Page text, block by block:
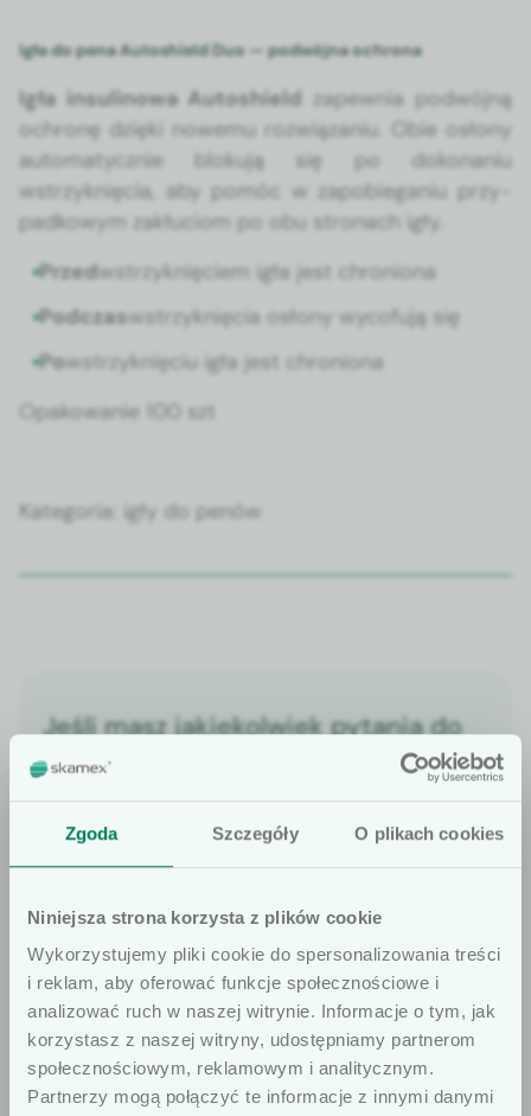
Zgoda Szczegóły O plikach cookies
Niniejsza strona korzysta z plików cookie
Wykorzystujemy pliki cookie do spersonalizowania treści
i reklam, aby oferować funkcje społecznościowe i
analizować ruch w naszej witrynie. Informacje o tym, jak
korzystasz z naszej witryny, udostępniamy partnerom
społecznościowym, reklamowym i analitycznym.
Partnerzy mogą połączyć te informacje z innymi danymi
Igła do pena Autoshield Duo — podwójna ochrona
Igła insuli­nowa Autoshield zapew­nia pod­wójną
ochronę dzię­ki nowe­mu rozwiąza­niu. Obie osłony
automaty­cznie bloku­ją się po doko­na­niu
wstrzyknię­cia, aby pomóc w zapo­b­ie­ga­niu przy­
pad­kowym zakłu­ciom po obu stronach igły.
Przedwstrzyknię­ciem igła jest chro­niona
Pod­czaswstrzyknię­cia osłony wyco­fu­ją się
Powstrzyknię­ciu igła jest chro­niona
Opakowanie 100 szt
Kat­e­go­ria: igły do penów
Jeśli masz jakiekolwiek pytania do
oferty, pamiętaj, że jesteśmy do
Twojej dyspozycji.
Znajdź doradcę
OFERTA
Sprawdź także
Szanowni użytkownicy